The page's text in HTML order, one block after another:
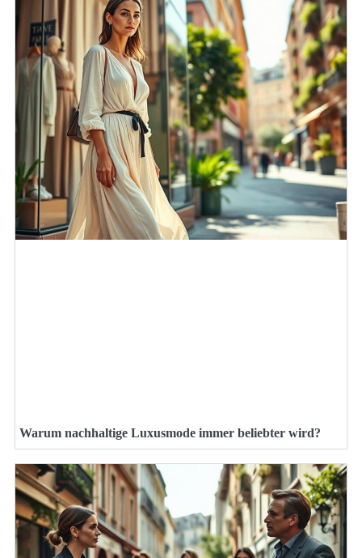
Warum nachhaltige Luxusmode immer beliebter wird?